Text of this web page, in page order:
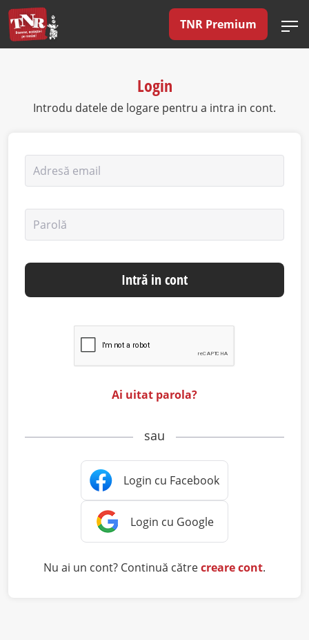
TNR Premium
Login
Introdu datele de logare pentru a intra in cont.
Adresă email
Parolă
Intră in cont
Ai uitat parola?
sau
Nu ai un cont? Continuă cătrecreare cont.